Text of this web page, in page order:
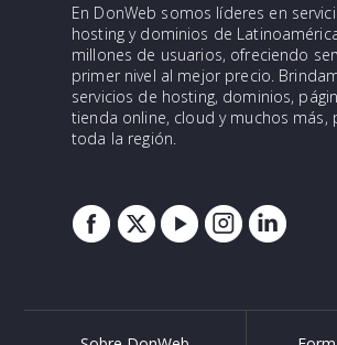
En DonWeb somos líderes en
hosting y dominios de
millones de usuarios, ofreciendo
primer nivel al mejor precio.
servicios de hosting, dominios,
tienda online, cloud y muchos más,
toda la región.